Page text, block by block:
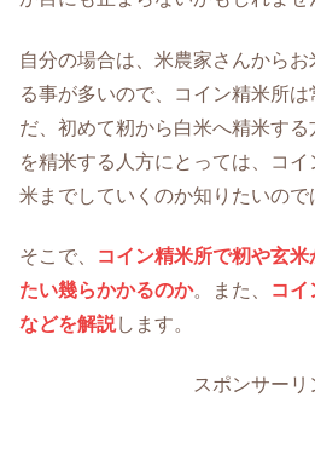
自分の場合は、米農家さんから
る事が多いので、コイン精米所
だ、初めて籾から白米へ精米す
を精米する人方にとっては、コ
米までしていくのか知りたいので
そこで、
コイン精米所で籾や玄
たい幾らかかるのか。また、
コイ
などを解説します。
スポンサーリ